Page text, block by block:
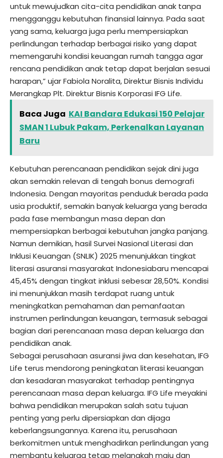
untuk mewujudkan cita-cita pendidikan anak tanpa
mengganggu kebutuhan finansial lainnya. Pada saat
yang sama, keluarga juga perlu mempersiapkan
perlindungan terhadap berbagai risiko yang dapat
memengaruhi kondisi keuangan rumah tangga agar
rencana pendidikan anak tetap dapat berjalan sesuai
harapan,” ujar Fabiola Noralita, Direktur Bisnis Individu
Merangkap Plt. Direktur Bisnis Korporasi IFG Life.
Baca Juga KAI Bandara Edukasi 150 Pelajar
SMAN 1 Lubuk Pakam, Perkenalkan Layanan
Baru
Kebutuhan perencanaan pendidikan sejak dini juga
akan semakin relevan di tengah bonus demografi
Indonesia. Dengan mayoritas penduduk berada pada
usia produktif, semakin banyak keluarga yang berada
pada fase membangun masa depan dan
mempersiapkan berbagai kebutuhan jangka panjang.
Namun demikian, hasil Survei Nasional Literasi dan
Inklusi Keuangan (SNLIK) 2025 menunjukkan tingkat
literasi asuransi masyarakat Indonesiabaru mencapai
45,45% dengan tingkat inklusi sebesar 28,50%. Kondisi
ini menunjukkan masih terdapat ruang untuk
meningkatkan pemahaman dan pemanfaatan
instrumen perlindungan keuangan, termasuk sebagai
bagian dari perencanaan masa depan keluarga dan
pendidikan anak.
Sebagai perusahaan asuransi jiwa dan kesehatan, IFG
Life terus mendorong peningkatan literasi keuangan
dan kesadaran masyarakat terhadap pentingnya
perencanaan masa depan keluarga. IFG Life meyakini
bahwa pendidikan merupakan salah satu tujuan
penting yang perlu dipersiapkan dan dijaga
keberlangsungannya. Karena itu, perusahaan
berkomitmen untuk menghadirkan perlindungan yang
membantu keluarga tetap melangkah maju dan